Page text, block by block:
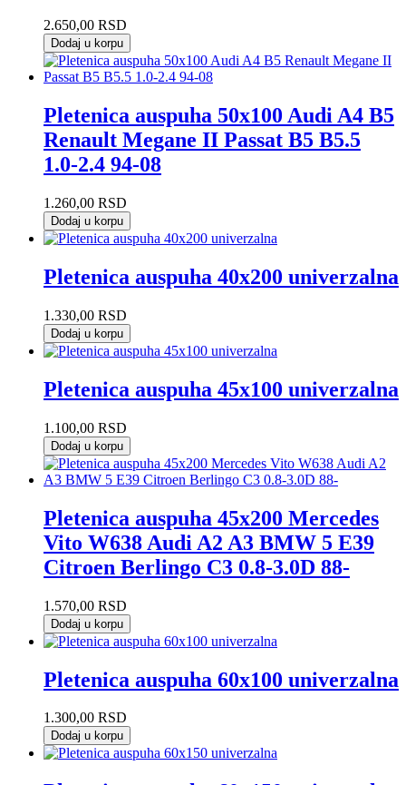
2.650,00 RSD
Dodaj u korpu
Pletenica auspuha 50x100 Audi A4 B5
Renault Megane II Passat B5 B5.5
1.0-2.4 94-08
1.260,00 RSD
Dodaj u korpu
Pletenica auspuha 40x200 univerzalna
1.330,00 RSD
Dodaj u korpu
Pletenica auspuha 45x100 univerzalna
1.100,00 RSD
Dodaj u korpu
Pletenica auspuha 45x200 Mercedes
Vito W638 Audi A2 A3 BMW 5 E39
Citroen Berlingo C3 0.8-3.0D 88-
1.570,00 RSD
Dodaj u korpu
Pletenica auspuha 60x100 univerzalna
1.300,00 RSD
Dodaj u korpu